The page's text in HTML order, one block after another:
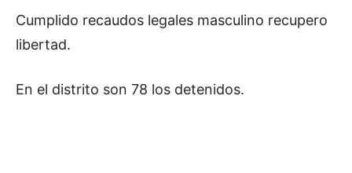
Cumplido recaudos legales masculino recupero
libertad.
En el distrito son 78 los detenidos.